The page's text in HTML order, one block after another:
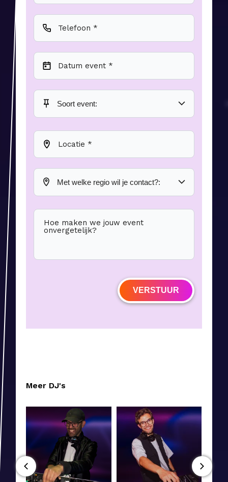
Telefoon *
Datum event *
Locatie *
Hoe maken we jouw event
onvergetelijk?
VERSTUUR
Meer DJ's